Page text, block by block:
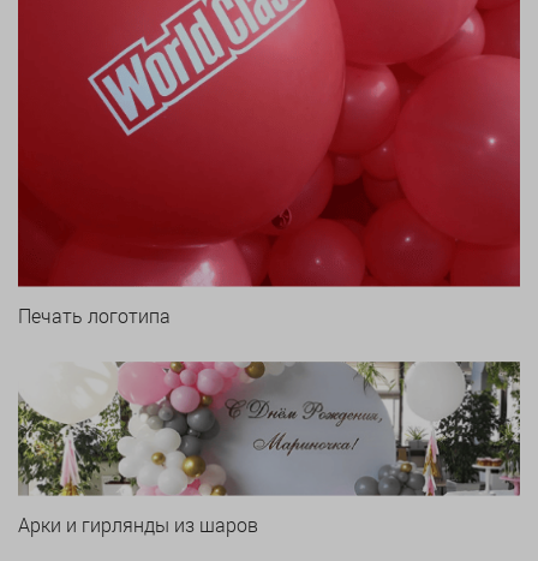
Печать логотипа
Арки и гирлянды из шаров